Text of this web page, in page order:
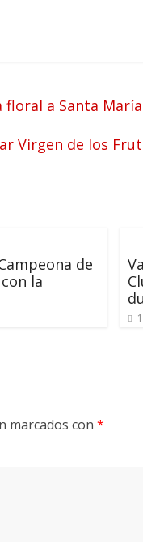
a Santa
Virgen de los
de
la
marcados con *